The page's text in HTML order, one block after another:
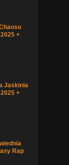
+
Jaskinia
+
Rap